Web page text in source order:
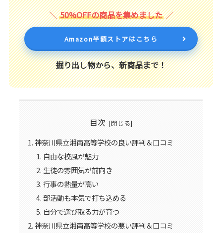
50%OFFの商品を集めました
Amazon半額ストアはこちら
掘り出し物から、新商品まで！
目次
神奈川県立湘南高等学校の良い評判＆口コミ
自由な校風が魅力
生徒の雰囲気が前向き
行事の熱量が高い
部活動も本気で打ち込める
自分で選び取る力が育つ
神奈川県立湘南高等学校の悪い評判＆口コミ